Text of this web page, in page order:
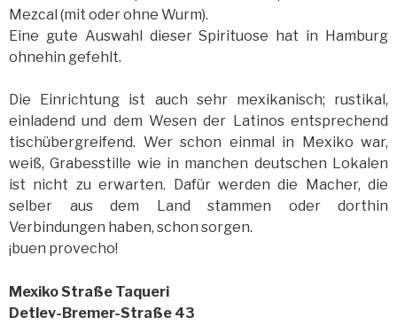
Mezcal (mit oder ohne Wurm).
Eine gute Auswahl dieser Spirituose hat in Hamburg
ohnehin gefehlt.
Die Einrichtung ist auch sehr mexikanisch; rustikal,
einladend und dem Wesen der Latinos entsprechend
tischübergreifend. Wer schon einmal in Mexiko war,
weiß, Grabesstille wie in manchen deutschen Lokalen
ist nicht zu erwarten. Dafür werden die Macher, die
selber aus dem Land stammen oder dorthin
Verbindungen haben, schon sorgen.
¡buen provecho!
Mexiko Straße Taqueri
Detlev-Bremer-Straße 43